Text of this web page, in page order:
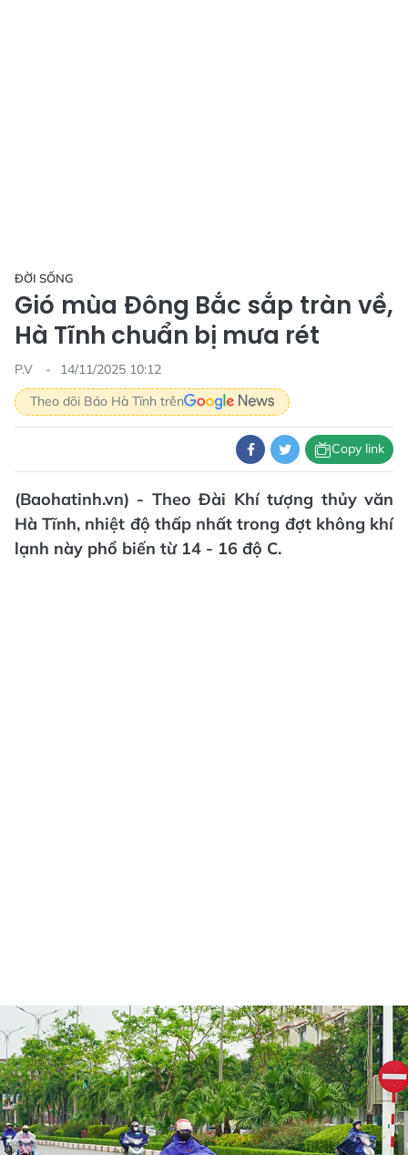
ĐỜI SỐNG
Gió mùa Đông Bắc sắp tràn về,
Hà Tĩnh chuẩn bị mưa rét
P.V
14/11/2025 10:12
Theo dõi Báo Hà Tĩnh trên
Copy link
(Baohatinh.vn) - Theo Đài Khí tượng thủy văn
Hà Tĩnh, nhiệt độ thấp nhất trong đợt không khí
lạnh này phổ biến từ 14 - 16 độ C.